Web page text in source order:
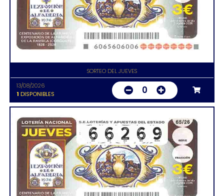
SORTEO DEL JUEVES
13/08/2026
1 DISPONIBLES 0